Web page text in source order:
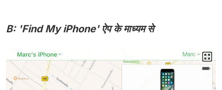
B: 'Find My iPhone' ऐप के माध्यम से